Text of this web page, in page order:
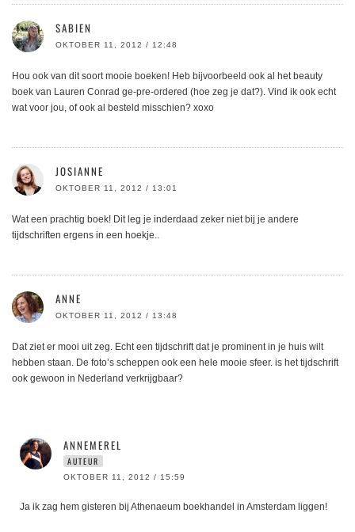
SABIEN
OKTOBER 11, 2012 / 12:48
Hou ook van dit soort mooie boeken! Heb bijvoorbeeld ook al het beauty
boek van Lauren Conrad ge-pre-ordered (hoe zeg je dat?). Vind ik ook echt
wat voor jou, of ook al besteld misschien? xoxo
JOSIANNE
OKTOBER 11, 2012 / 13:01
Wat een prachtig boek! Dit leg je inderdaad zeker niet bij je andere
tijdschriften ergens in een hoekje..
ANNE
OKTOBER 11, 2012 / 13:48
Dat ziet er mooi uit zeg. Echt een tijdschrift dat je prominent in je huis wilt
hebben staan. De foto’s scheppen ook een hele mooie sfeer. is het tijdschrift
ook gewoon in Nederland verkrijgbaar?
ANNEMEREL
AUTEUR
OKTOBER 11, 2012 / 15:59
Ja ik zag hem gisteren bij Athenaeum boekhandel in Amsterdam liggen!